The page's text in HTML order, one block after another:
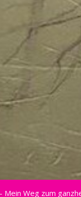
Mein Weg zum